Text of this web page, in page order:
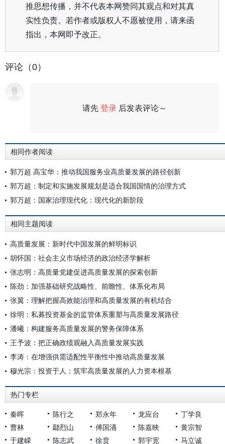
推思想传播，并不代表本网赞同其观点和对其真
实性负责。若作者或版权人不愿被使用，请来函
指出，本网即予改正。
评论（0）
请先登录 后发表评论～
相同作者阅读
郭万超 高宝华：推动我国服务业高质量发展的路径创新
郭万超：制定和实施发展规划是适合我国国情的治理方式
郭万超：国家治理现代化：现代化的新阶段
相同主题阅读
高质量发展：新时代中国发展的鲜明标识
胡怀国：社会主义市场经济的政治经济学解析
张志明：高质量党建促进高质量发展的探索创新
陈劲：加强基础研究战略性、前瞻性、体系化布局
张翼：理解把握高效能治理和高质量发展的有机结合
徐明：私募投资基金的监管体系重塑与高质量发展路径
潘曦：构建服务高质量发展的警务保障体系
王予波：把正确政绩观融入高质量发展实践
李涛：在增强供需适配性平衡性中推动高质量发展
穆光宗：投资于人：筑牢高质量发展的人力资本根基
热门专栏
秦晖 陈行之 郑永年 龙应台
丁学良
曹林
鄢烈山 傅国涌 陈嘉映
黄宗智
于建嵘
陈志武 徐贲 郭宇宽 马立诚